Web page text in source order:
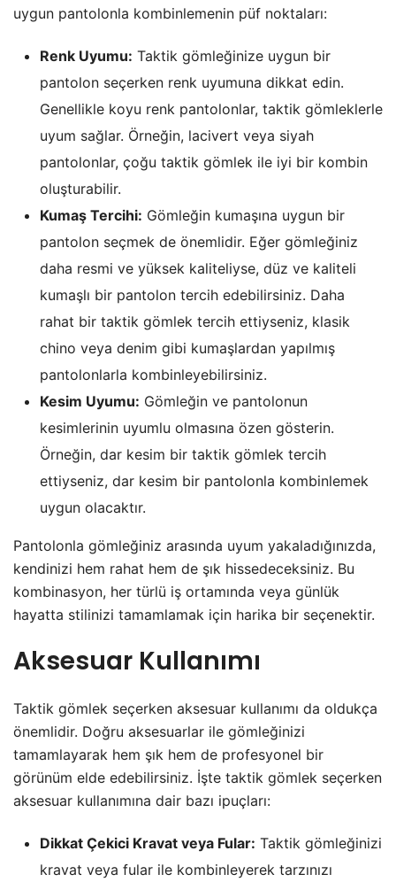
uygun pantolonla kombinlemenin püf noktaları:
Renk Uyumu: Taktik gömleğinize uygun bir
pantolon seçerken renk uyumuna dikkat edin.
Genellikle koyu renk pantolonlar, taktik gömleklerle
uyum sağlar. Örneğin, lacivert veya siyah
pantolonlar, çoğu taktik gömlek ile iyi bir kombin
oluşturabilir.
Kumaş Tercihi: Gömleğin kumaşına uygun bir
pantolon seçmek de önemlidir. Eğer gömleğiniz
daha resmi ve yüksek kaliteliyse, düz ve kaliteli
kumaşlı bir pantolon tercih edebilirsiniz. Daha
rahat bir taktik gömlek tercih ettiyseniz, klasik
chino veya denim gibi kumaşlardan yapılmış
pantolonlarla kombinleyebilirsiniz.
Kesim Uyumu: Gömleğin ve pantolonun
kesimlerinin uyumlu olmasına özen gösterin.
Örneğin, dar kesim bir taktik gömlek tercih
ettiyseniz, dar kesim bir pantolonla kombinlemek
uygun olacaktır.
Pantolonla gömleğiniz arasında uyum yakaladığınızda,
kendinizi hem rahat hem de şık hissedeceksiniz. Bu
kombinasyon, her türlü iş ortamında veya günlük
hayatta stilinizi tamamlamak için harika bir seçenektir.
Aksesuar Kullanımı
Taktik gömlek seçerken aksesuar kullanımı da oldukça
önemlidir. Doğru aksesuarlar ile gömleğinizi
tamamlayarak hem şık hem de profesyonel bir
görünüm elde edebilirsiniz. İşte taktik gömlek seçerken
aksesuar kullanımına dair bazı ipuçları:
Dikkat Çekici Kravat veya Fular: Taktik gömleğinizi
kravat veya fular ile kombinleyerek tarzınızı